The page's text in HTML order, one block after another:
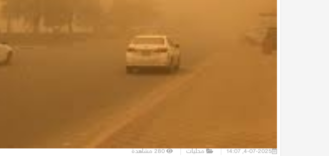
4-07-2025, 14:07 محليات 280 مشاهدة